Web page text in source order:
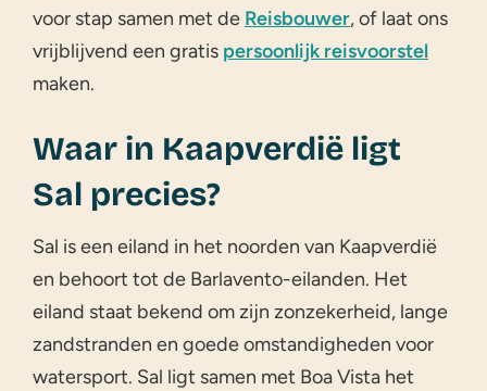
voor stap samen met de Reisbouwer, of laat ons
vrijblijvend een gratis persoonlijk reisvoorstel
maken.
Waar in Kaapverdië ligt
Sal precies?
Sal is een eiland in het noorden van Kaapverdië
en behoort tot de Barlavento-eilanden. Het
eiland staat bekend om zijn zonzekerheid, lange
zandstranden en goede omstandigheden voor
watersport. Sal ligt samen met Boa Vista het